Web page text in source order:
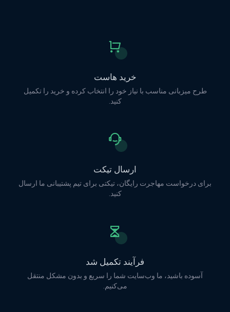
خرید هاست
طرح میزبانی مناسب با نیاز خود را انتخاب کرده و خرید را تکمیل
کنید.
ارسال تیکت
برای درخواست مهاجرت رایگان، تیکتی برای تیم پشتیبانی ما ارسال
کنید.
فرآیند تکمیل شد
آسوده باشید، ما وب‌سایت شما را سریع و بدون مشکل منتقل
می‌کنیم.